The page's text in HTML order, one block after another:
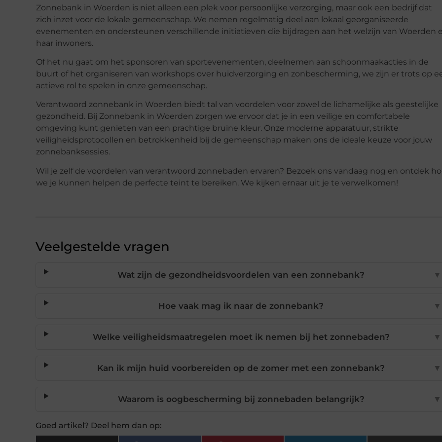
Zonnebank in Woerden is niet alleen een plek voor persoonlijke verzorging, maar ook een bedrijf dat
zich inzet voor de lokale gemeenschap. We nemen regelmatig deel aan lokaal georganiseerde
evenementen en ondersteunen verschillende initiatieven die bijdragen aan het welzijn van Woerden
haar inwoners.
Of het nu gaat om het sponsoren van sportevenementen, deelnemen aan schoonmaakacties in de
buurt of het organiseren van workshops over huidverzorging en zonbescherming, we zijn er trots op
actieve rol te spelen in onze gemeenschap.
Verantwoord zonnebank in Woerden biedt tal van voordelen voor zowel de lichamelijke als geestelijke
gezondheid. Bij Zonnebank in Woerden zorgen we ervoor dat je in een veilige en comfortabele
omgeving kunt genieten van een prachtige bruine kleur. Onze moderne apparatuur, strikte
veiligheidsprotocollen en betrokkenheid bij de gemeenschap maken ons de ideale keuze voor jouw
zonnebanksessies.
Wil je zelf de voordelen van verantwoord zonnebaden ervaren? Bezoek ons vandaag nog en ontdek
we je kunnen helpen de perfecte teint te bereiken. We kijken ernaar uit je te verwelkomen!
Veelgestelde vragen
Wat zijn de gezondheidsvoordelen van een zonnebank? ▼
Hoe vaak mag ik naar de zonnebank? ▼
Welke veiligheidsmaatregelen moet ik nemen bij het zonnebaden? ▼
Kan ik mijn huid voorbereiden op de zomer met een zonnebank? ▼
Waarom is oogbescherming bij zonnebaden belangrijk? ▼
Goed artikel? Deel hem dan op: